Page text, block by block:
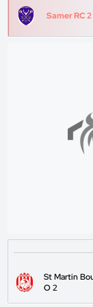
Samer RC 2
St Martin
O 2